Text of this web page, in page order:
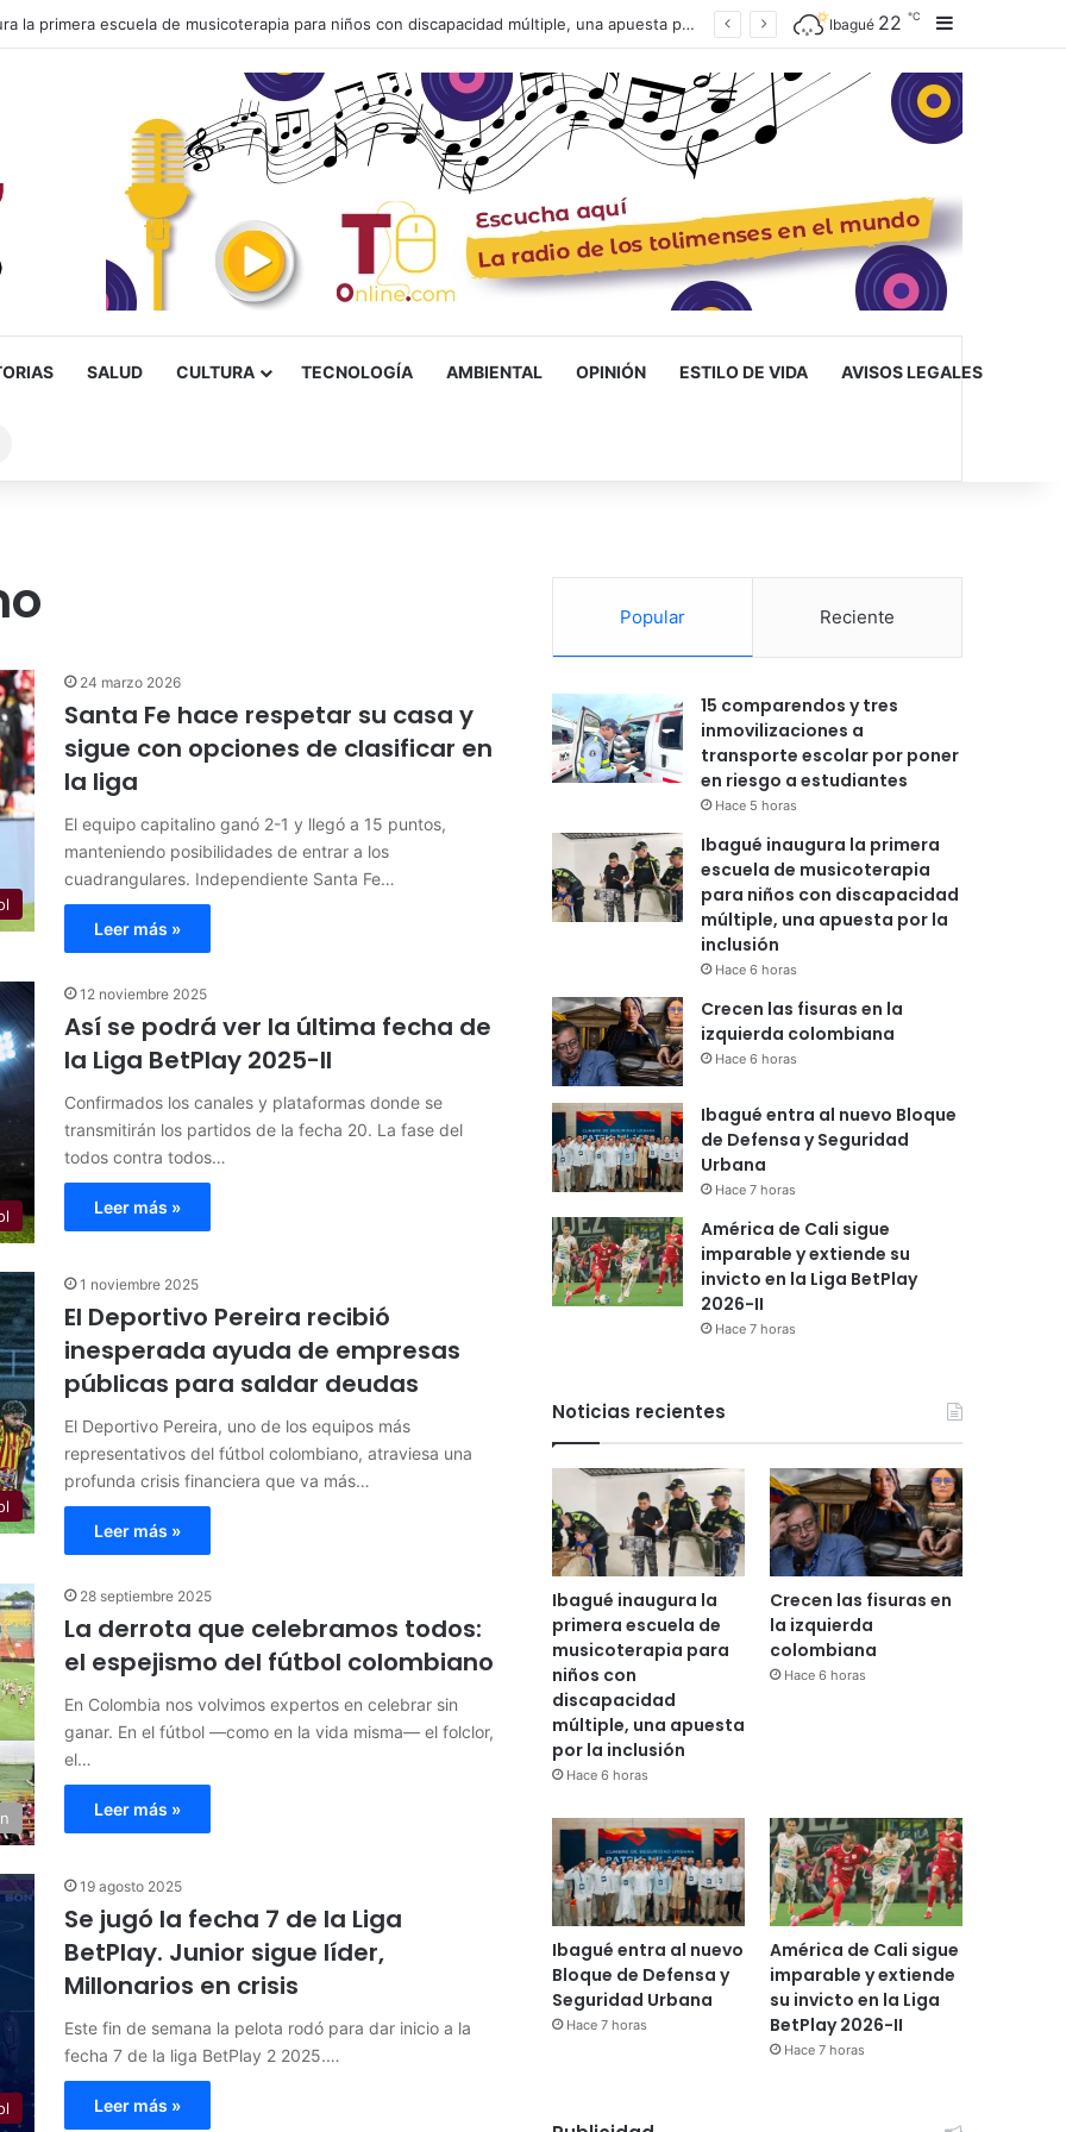
Ibagué inaugura la primera escuela de musicoterapia para niños con discapacidad múltiple, una apuesta por la inclusión Ibagué 22 ℃
SALUD CULTURA TECNOLOGÍA AMBIENTAL OPINIÓN ESTILO DE VIDA AVISOS LEGALES
24 marzo 2026
Santa Fe hace respetar su casa y
sigue con opciones de clasificar en
la liga
El equipo capitalino ganó 2-1 y llegó a 15 puntos,
manteniendo posibilidades de entrar a los
cuadrangulares. Independiente Santa Fe…
Leer más »
12 noviembre 2025
Así se podrá ver la última fecha de
la Liga BetPlay 2025-II
Confirmados los canales y plataformas donde se
transmitirán los partidos de la fecha 20. La fase del
todos contra todos…
Leer más »
1 noviembre 2025
El Deportivo Pereira recibió
inesperada ayuda de empresas
públicas para saldar deudas
El Deportivo Pereira, uno de los equipos más
representativos del fútbol colombiano, atraviesa una
profunda crisis financiera que va más…
Leer más »
28 septiembre 2025
La derrota que celebramos todos:
el espejismo del fútbol colombiano
En Colombia nos volvimos expertos en celebrar sin
ganar. En el fútbol —como en la vida misma— el folclor,
el…
Leer más »
19 agosto 2025
Se jugó la fecha 7 de la Liga
BetPlay. Junior sigue líder,
Millonarios en crisis
Este fin de semana la pelota rodó para dar inicio a la
fecha 7 de la liga BetPlay 2 2025.…
Leer más »
Popular Reciente
15 comparendos y tres
inmovilizaciones a
transporte escolar por poner
en riesgo a estudiantes
Hace 5 horas
Ibagué inaugura la primera
escuela de musicoterapia
para niños con discapacidad
múltiple, una apuesta por la
inclusión
Hace 6 horas
Crecen las fisuras en la
izquierda colombiana
Hace 6 horas
Ibagué entra al nuevo Bloque
de Defensa y Seguridad
Urbana
Hace 7 horas
América de Cali sigue
imparable y extiende su
invicto en la Liga BetPlay
2026-II
Hace 7 horas
Noticias recientes
Ibagué inaugura la
primera escuela de
musicoterapia para
niños con
discapacidad
múltiple, una apuesta
por la inclusión
Hace 6 horas
Crecen las fisuras en
la izquierda
colombiana
Hace 6 horas
Ibagué entra al nuevo
Bloque de Defensa y
Seguridad Urbana
Hace 7 horas
América de Cali sigue
imparable y extiende
su invicto en la Liga
BetPlay 2026-II
Hace 7 horas